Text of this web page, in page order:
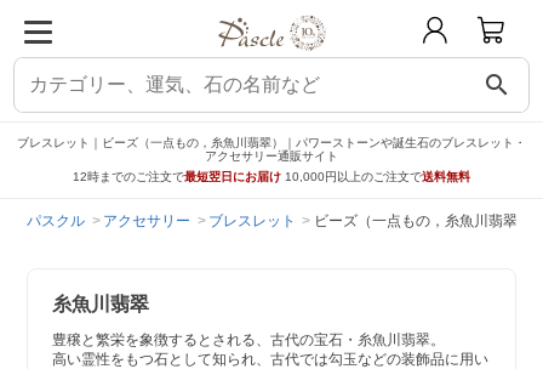
search
ブレスレット｜ビーズ（一点もの，糸魚川翡翠）｜パワーストーンや誕生石のブレスレット・
アクセサリー通販サイト
12時までのご注文で最短翌日にお届け 10,000円以上のご注文で送料無料
パスクル アクセサリー ブレスレット ビーズ（一点もの，糸魚川翡翠）
糸魚川翡翠
豊穣と繁栄を象徴するとされる、古代の宝石・糸魚川翡翠。
高い霊性をもつ石として知られ、古代では勾玉などの装飾品に用い